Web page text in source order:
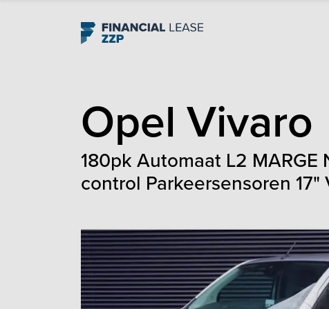
Navigation
Opel Vivaro
180pk Automaat L2
control Parkeersensoren 17"